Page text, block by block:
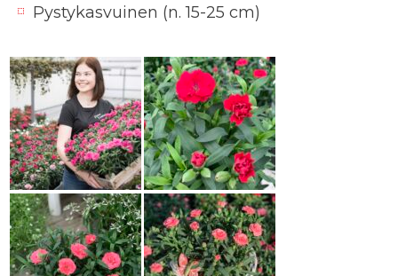
Pystykasvuinen (n. 15-25 cm)